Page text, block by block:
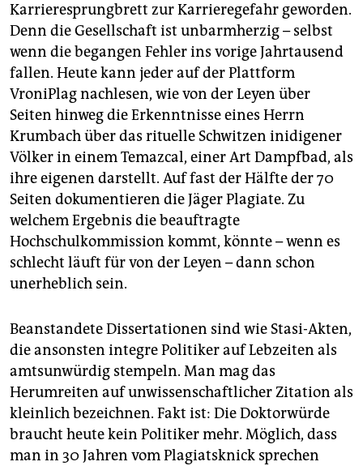
Karrieresprungbrett zur Karrieregefahr geworden.
Denn die Gesellschaft ist unbarmherzig – selbst
wenn die begangen Fehler ins vorige Jahrtausend
fallen. Heute kann jeder auf der Plattform
VroniPlag nachlesen, wie von der Leyen über
Seiten hinweg die Erkenntnisse eines Herrn
Krumbach über das rituelle Schwitzen inidigener
Völker in einem Temazcal, einer Art Dampfbad, als
ihre eigenen darstellt. Auf fast der Hälfte der 70
Seiten dokumentieren die Jäger Plagiate. Zu
welchem Ergebnis die beauftragte
Hochschulkommission kommt, könnte – wenn es
schlecht läuft für von der Leyen – dann schon
unerheblich sein.
Beanstandete Dissertationen sind wie Stasi-Akten,
die ansonsten integre Politiker auf Lebzeiten als
amtsunwürdig stempeln. Man mag das
Herumreiten auf unwissenschaftlicher Zitation als
kleinlich bezeichnen. Fakt ist: Die Doktorwürde
braucht heute kein Politiker mehr. Möglich, dass
man in 30 Jahren vom Plagiatsknick sprechen